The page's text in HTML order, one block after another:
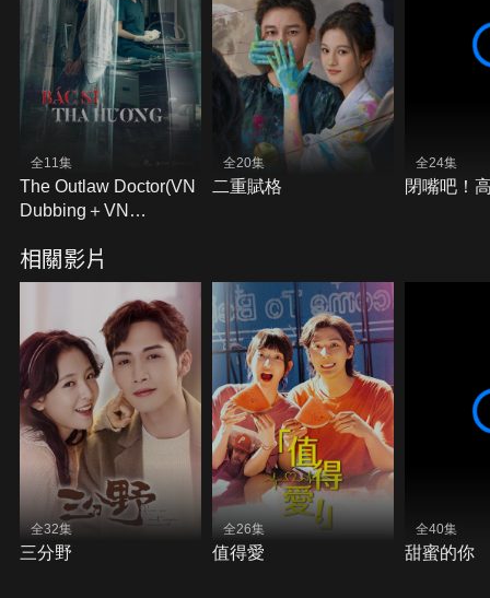
全11集
The Outlaw Doctor(VN
Dubbing＋VN
全20集
二重賦格
全24集
閉嘴吧！
相關影片
全32集
三分野
全26集
值得愛
全40集
甜蜜的你